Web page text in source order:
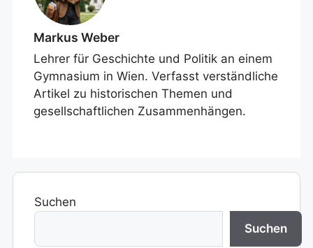
Markus Weber
Lehrer für Geschichte und Politik an einem
Gymnasium in Wien. Verfasst verständliche
Artikel zu historischen Themen und
gesellschaftlichen Zusammenhängen.
Suchen
Suchen